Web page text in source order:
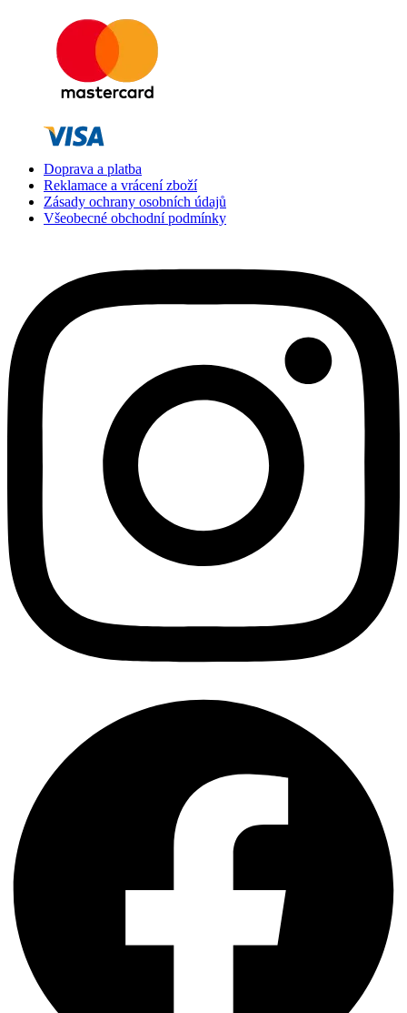
Doprava a platba
Reklamace a vrácení zboží
Zásady ochrany osobních údajů
Všeobecné obchodní podmínky